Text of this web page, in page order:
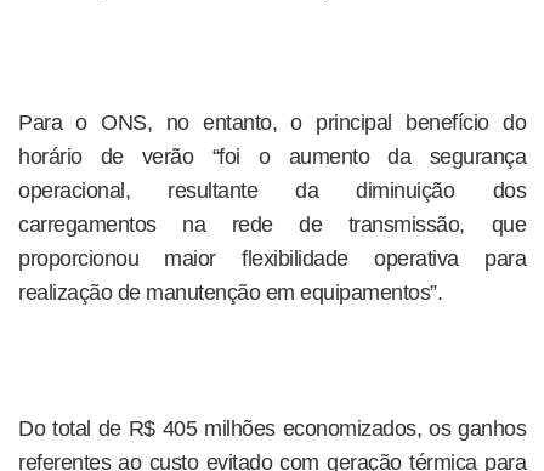
Para o ONS, no entanto, o principal benefício do
horário de verão “foi o aumento da segurança
operacional, resultante da diminuição dos
carregamentos na rede de transmissão, que
proporcionou maior flexibilidade operativa para
realização de manutenção em equipamentos”.
Do total de R$ 405 milhões economizados, os ganhos
referentes ao custo evitado com geração térmica para